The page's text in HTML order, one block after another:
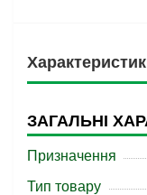
ЗАГАЛЬНІ
Призначення
Тип товару